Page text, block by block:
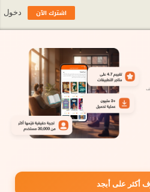
أكثر على أبجد
اشترك الآن دخول